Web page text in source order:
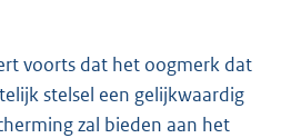
voorts dat het oogmerk dat
stelsel een gelijkwaardig
zal bieden aan het